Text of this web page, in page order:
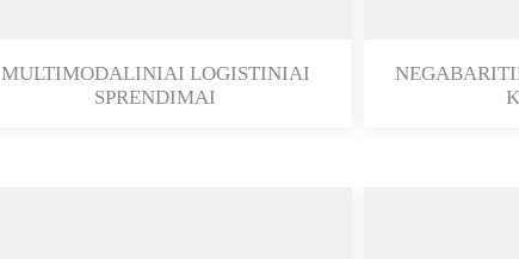
MULTIMODALINIAI LOGISTINIAI
SPRENDIMAI